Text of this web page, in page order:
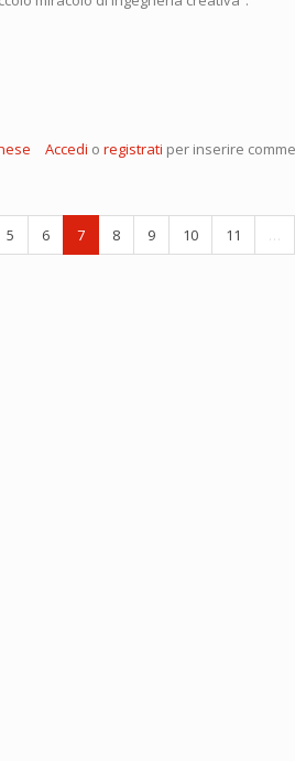
Accedi o registrati per inserire
5 6 7 8 9 10 11 …